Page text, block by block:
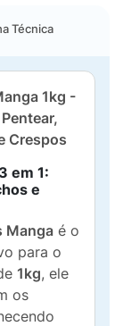
Técnica
1kg -
Crespos
em 1:
e
Manga é o
para o
1kg, ele
os